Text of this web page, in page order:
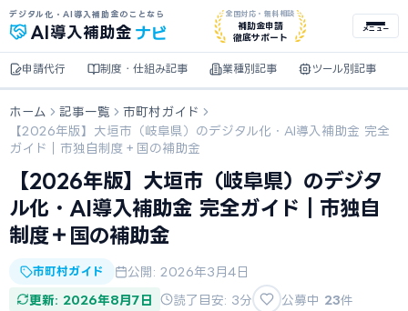
デジタル化・AI導入補助金のことなら
AI 導入補助金 ナビ
全国対応・無料相談
補助金申請
徹底サポート
メニュー
申請代行 制度・仕組み記事 業種別記事 ツール別記事
ホーム 記事一覧
市町村ガイド
【2026年版】大垣市（岐阜県）のデジタル化・AI導入補助金 完全
ガイド｜市独自制度＋国の補助金
【2026年版】大垣市（岐阜県）のデジタ
ル化・AI導入補助金 完全ガイド｜市独自
制度＋国の補助金
市町村ガイド 公開: 2026年3月4日
更新: 2026年8月7日 読了目安: 3分 公募中 23件